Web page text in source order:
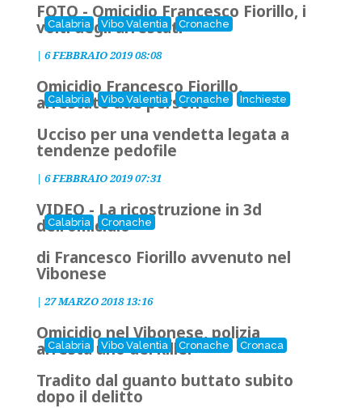
Calabria Vibo Valentia Cronache
FOTO - Omicidio Francesco Fiorillo, i
volti degli arrestati
| 6 FEBBRAIO 2019 08:08
Calabria Vibo Valentia Cronache Inchieste
Omicidio Francesco Fiorillo,
arrestate due persone
Ucciso per una vendetta legata a
tendenze pedofile
| 6 FEBBRAIO 2019 07:31
Calabria Cronache
VIDEO - La ricostruzione in 3d
dell'omicidio
di Francesco Fiorillo avvenuto nel
Vibonese
| 27 MARZO 2018 13:16
Calabria Vibo Valentia Cronache Cronaca
Omicidio nel Vibonese, polizia
arresta uno dei killer
Tradito dal guanto buttato subito
dopo il delitto